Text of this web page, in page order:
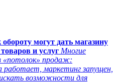
могут дать магазину
и услуг Многие
«потолок» продаж:
маркетинг запущен,
возможности для